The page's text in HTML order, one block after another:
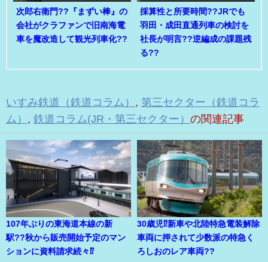
次郎右衛門??『まずい棒』の
会社がクラファンで旧南海電
車を魔改造して観光列車化??
採算性と所要時間??JRでも
羽田・成田直通列車の検討を
社長が明言??逆編成の課題残
る??
いすみ鉄道（鉄道コラム） , 第三セクター（鉄道コラ
ム） , 鉄道コラム(JR・第三セクター） の関連記事
107年ぶりの東海道本線の新
駅??秋から販売開始予定のマン
ションに資料請求続々⁉
30歳児⁉新車や北陸特急電装解除
車両に押されて少数派の特急く
ろしおのレア車両??